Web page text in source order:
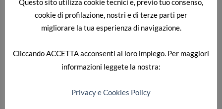
cookie di profilazione, nostri e di terze parti per
migliorare la tua esperienza di navigazione.
CliccandoACCETTAacconsenti al loro impiego. Per maggiori
informazioni leggete la nostra:
Privacy e Cookies Policy